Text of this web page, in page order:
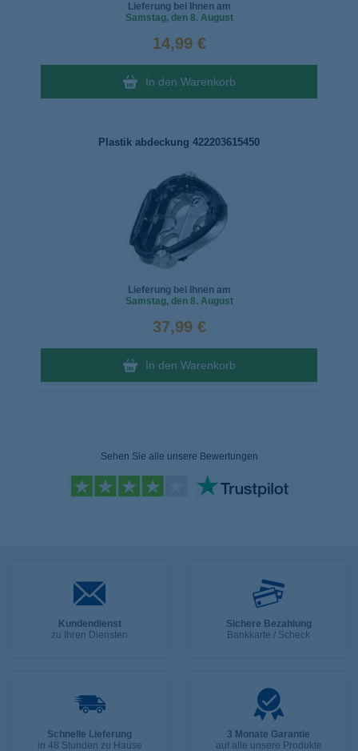
Lieferung bei Ihnen am
Samstag, den 8. August
14,99 €
In den Warenkorb
Plastik abdeckung 422203615450
Lieferung bei Ihnen am
Samstag, den 8. August
37,99 €
In den Warenkorb
Sehen Sie alle unsere Bewertungen
Kundendienst
zu Ihren Diensten
Sichere Bezahlung
Bankkarte / Scheck
Schnelle Lieferung
in 48 Stunden zu Hause
3 Monate Garantie
auf alle unsere Produkte